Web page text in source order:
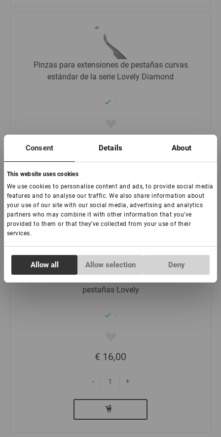
Consent Details About
This website uses cookies
We use cookies to personalise content and ads, to provide social media
features and to analyse our traffic. We also share information about
your use of our site with our social media, advertising and analytics
partners who may combine it with other information that you’ve
provided to them or that they’ve collected from your use of their
services.
Necessary
Allow all Allow selection Deny
Pinzas para extensiones de pestañas curvas
estándar de la serie Lovely Diamond
:
€ 18,00
Pinzas curvas estándar para extensiones de
pestañas Lovely
:
€ 16,00
- +